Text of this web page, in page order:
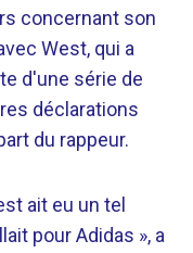
concernant son
West, qui a
d'une série de
déclarations
du rappeur.
ait eu un tel
pour Adidas », a